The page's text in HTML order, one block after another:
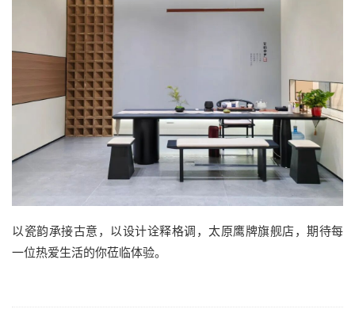
以瓷韵承接古意，以设计诠释格调，太原鹰牌旗舰店，期待每
一位热爱生活的你莅临体验。